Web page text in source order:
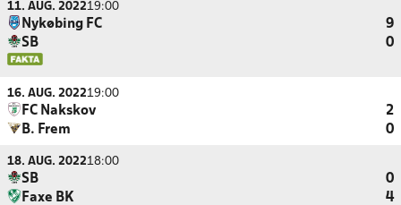
11. AUG. 202219:00
Nykøbing FC
9
SB
0
16. AUG. 202219:00
FC Nakskov
2
B. Frem
0
18. AUG. 202218:00
SB
0
Faxe BK
4